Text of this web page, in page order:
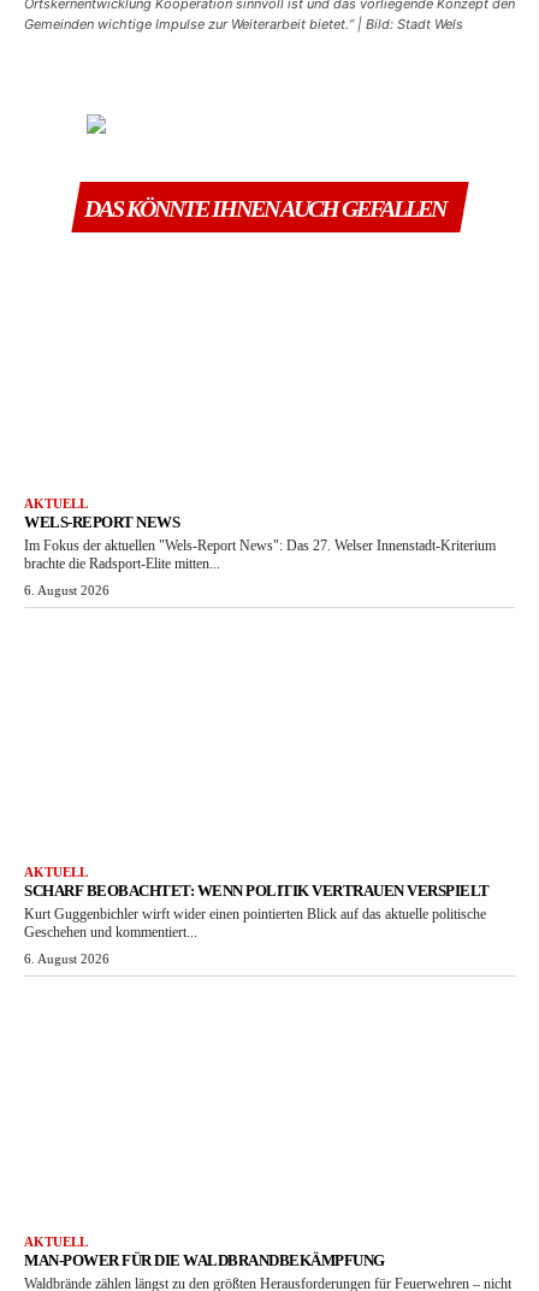
Ortskernentwicklung Kooperation sinnvoll ist und das vorliegende Konzept den
Gemeinden wichtige Impulse zur Weiterarbeit bietet.“ | Bild: Stadt Wels
DAS KÖNNTE IHNEN AUCH GEFALLEN
AKTUELL
WELS-REPORT NEWS
Im Fokus der aktuellen "Wels-Report News": Das 27. Welser Innenstadt-Kriterium
brachte die Radsport-Elite mitten...
6. August 2026
AKTUELL
SCHARF BEOBACHTET: WENN POLITIK VERTRAUEN VERSPIELT
Kurt Guggenbichler wirft wider einen pointierten Blick auf das aktuelle politische
Geschehen und kommentiert...
6. August 2026
AKTUELL
MAN-POWER FÜR DIE WALDBRANDBEKÄMPFUNG
Waldbrände zählen längst zu den größten Herausforderungen für Feuerwehren – nicht